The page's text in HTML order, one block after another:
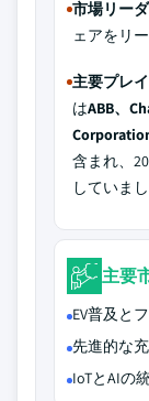
市場リーダ
ェアをリ
主要プレ
はABB、
含まれ、
していまし
主要
EV普及と
先進的な
IoTとAIの